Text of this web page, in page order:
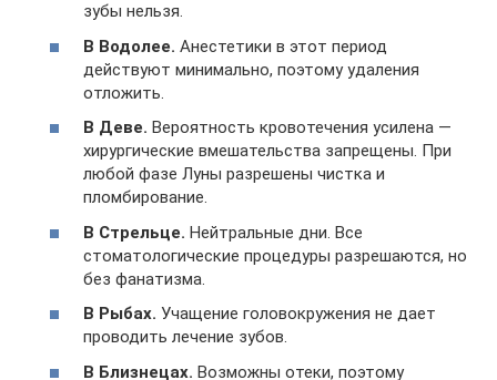
зубы нельзя.
В Водолее. Анестетики в этот период
действуют минимально, поэтому удаления
отложить.
В Деве. Вероятность кровотечения усилена —
хирургические вмешательства запрещены. При
любой фазе Луны разрешены чистка и
пломбирование.
В Стрельце. Нейтральные дни. Все
стоматологические процедуры разрешаются, но
без фанатизма.
В Рыбах. Учащение головокружения не дает
проводить лечение зубов.
В Близнецах. Возможны отеки, поэтому